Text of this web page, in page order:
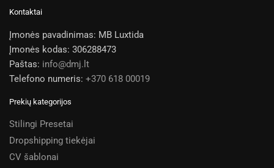
Kontaktai
Įmonės pavadinimas: MB Luxtida
Įmonės kodas: 306288473
Paštas: info@dmj.lt
Telefono numeris: +370 618 00019
Prekių kategorijos
Stilingi Presetai
Dropshipping tiekėjai
CV šablonai